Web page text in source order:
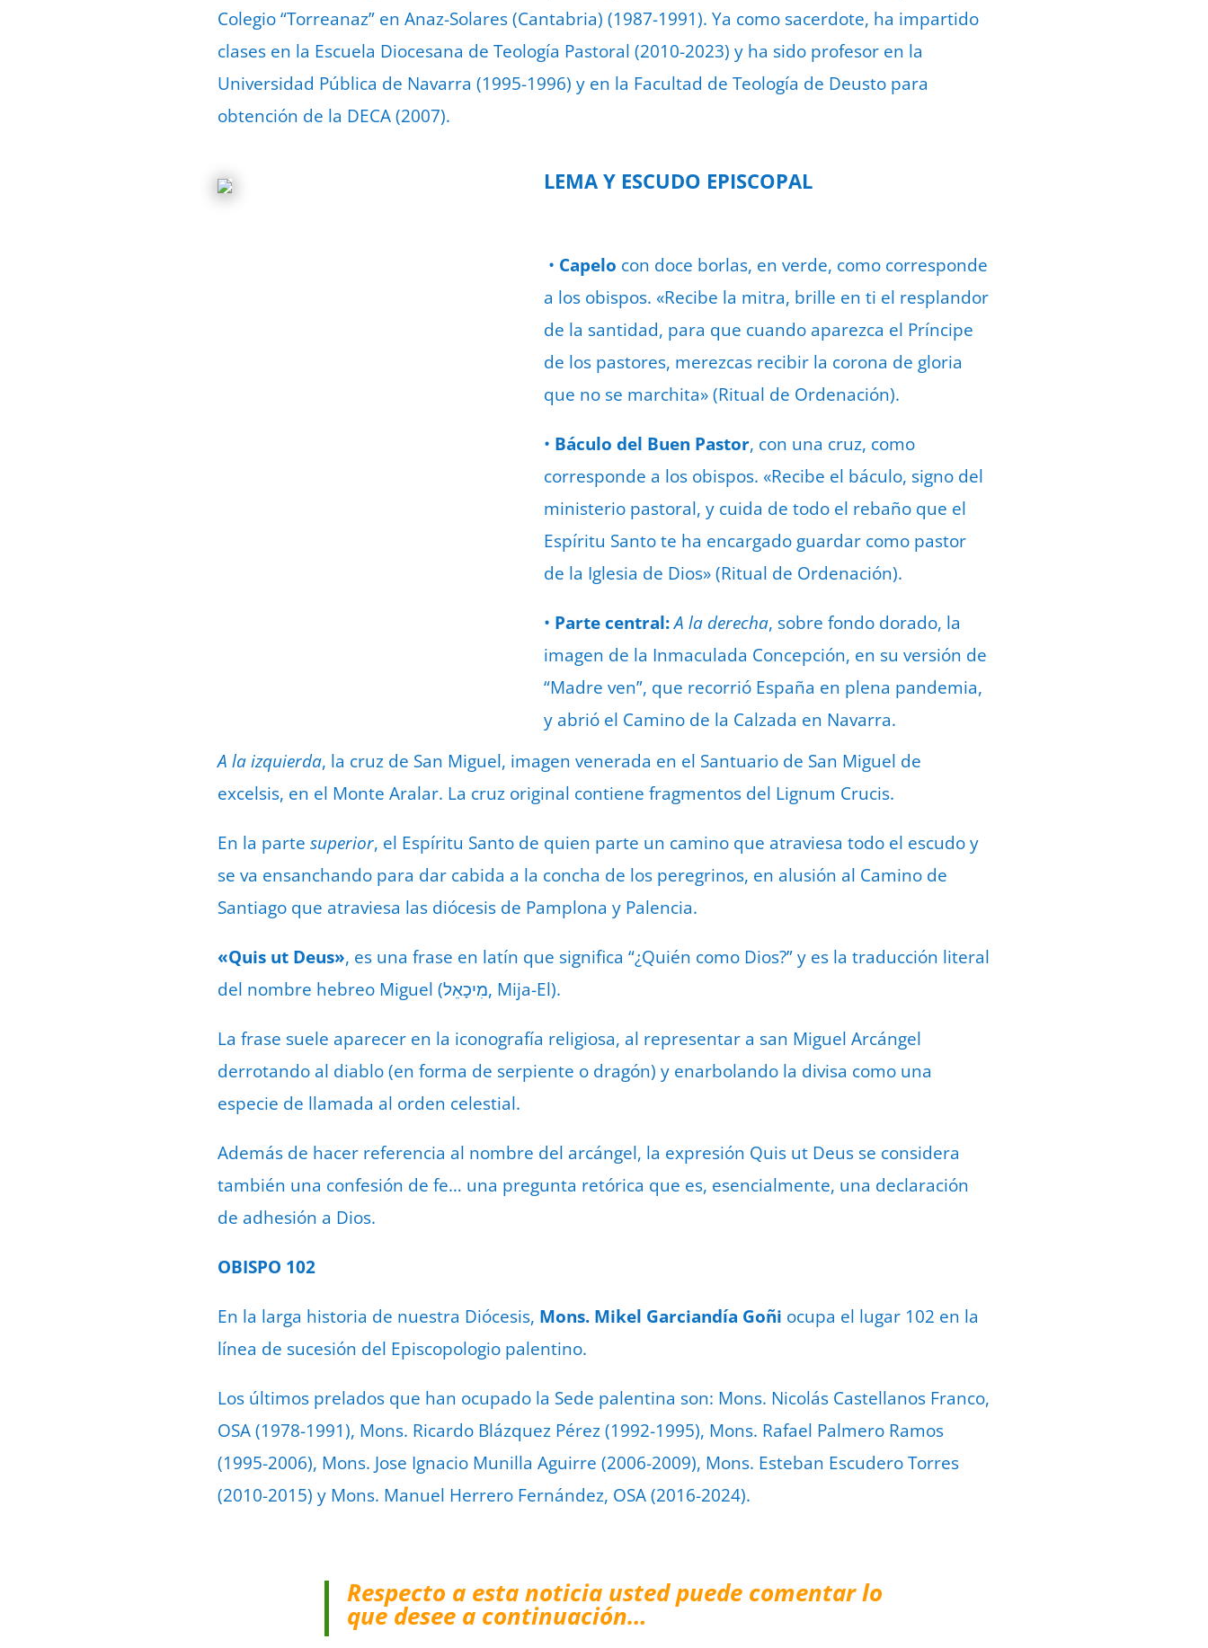
Colegio “Torreanaz” en Anaz-Solares (Cantabria) (1987-1991). Ya como sacerdote, ha impartido
clases en la Escuela Diocesana de Teología Pastoral (2010-2023) y ha sido profesor en la
Universidad Pública de Navarra (1995-1996) y en la Facultad de Teología de Deusto para
obtención de la DECA (2007).
LEMA Y ESCUDO EPISCOPAL
• Capelo con doce borlas, en verde, como corresponde
a los obispos. «Recibe la mitra, brille en ti el resplandor
de la santidad, para que cuando aparezca el Príncipe
de los pastores, merezcas recibir la corona de gloria
que no se marchita» (Ritual de Ordenación).
• Báculo del Buen Pastor, con una cruz, como
corresponde a los obispos. «Recibe el báculo, signo del
ministerio pastoral, y cuida de todo el rebaño que el
Espíritu Santo te ha encargado guardar como pastor
de la Iglesia de Dios» (Ritual de Ordenación).
• Parte central:A la derecha, sobre fondo dorado, la
imagen de la Inmaculada Concepción, en su versión de
“Madre ven”, que recorrió España en plena pandemia,
y abrió el Camino de la Calzada en Navarra.
A la izquierda, la cruz de San Miguel, imagen venerada en el Santuario de San Miguel de
excelsis, en el Monte Aralar. La cruz original contiene fragmentos del Lignum Crucis.
En la parte superior, el Espíritu Santo de quien parte un camino que atraviesa todo el escudo y
se va ensanchando para dar cabida a la concha de los peregrinos, en alusión al Camino de
Santiago que atraviesa las diócesis de Pamplona y Palencia.
«Quis ut Deus», es una frase en latín que significa “¿Quién como Dios?” y es la traducción literal
del nombre hebreo Miguel (מִיכָאֵל, Mija-El).
La frase suele aparecer en la iconografía religiosa, al representar a san Miguel Arcángel
derrotando al diablo (en forma de serpiente o dragón) y enarbolando la divisa como una
especie de llamada al orden celestial.
Además de hacer referencia al nombre del arcángel, la expresión Quis ut Deus se considera
también una confesión de fe… una pregunta retórica que es, esencialmente, una declaración
de adhesión a Dios.
OBISPO 102
En la larga historia de nuestra Diócesis, Mons. Mikel Garciandía Goñi ocupa el lugar 102 en la
línea de sucesión del Episcopologio palentino.
Los últimos prelados que han ocupado la Sede palentina son: Mons. Nicolás Castellanos Franco,
OSA (1978-1991), Mons. Ricardo Blázquez Pérez (1992-1995), Mons. Rafael Palmero Ramos
(1995-2006), Mons. Jose Ignacio Munilla Aguirre (2006-2009), Mons. Esteban Escudero Torres
(2010-2015) y Mons. Manuel Herrero Fernández, OSA (2016-2024).
Respecto a esta noticia usted puede comentar lo
que desee a continuación…